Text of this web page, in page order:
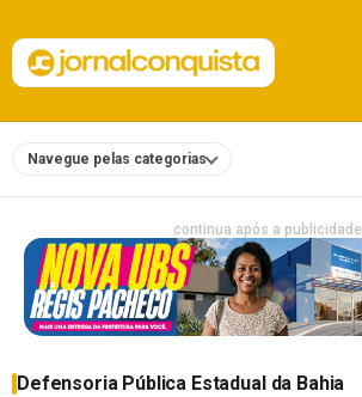
Navegue pelas categorias
continua após a publicidade
Defensoria Pública Estadual da Bahia